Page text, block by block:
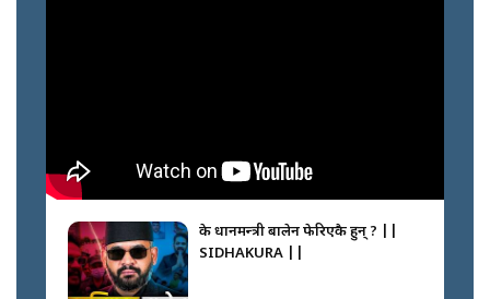
के प्रधानमन्त्री बालेन फेरिएकै हुन् ? ||
SIDHAKURA ||